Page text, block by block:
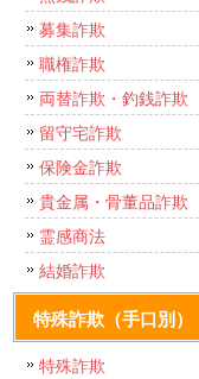
募集詐欺
職権詐欺
両替詐欺・釣銭詐欺
留守宅詐欺
保険金詐欺
貴金属・骨董品詐欺
霊感商法
結婚詐欺
特殊詐欺（手口別）
特殊詐欺